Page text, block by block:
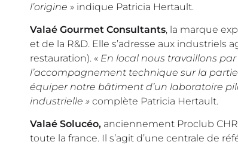
l’origine » indique Patricia Hertault.
Valaé Gourmet Consultants, la marque
et de la R&D. Elle s’adresse aux
restauration). « En local nous travaillons
l’accompagnement technique sur la
équiper notre bâtiment d’un laboratoire
industrielle » complète Patricia Hertault.
Valaé Solucéo, anciennement Proclub
toute la france. Il s’agit d’une centrale de